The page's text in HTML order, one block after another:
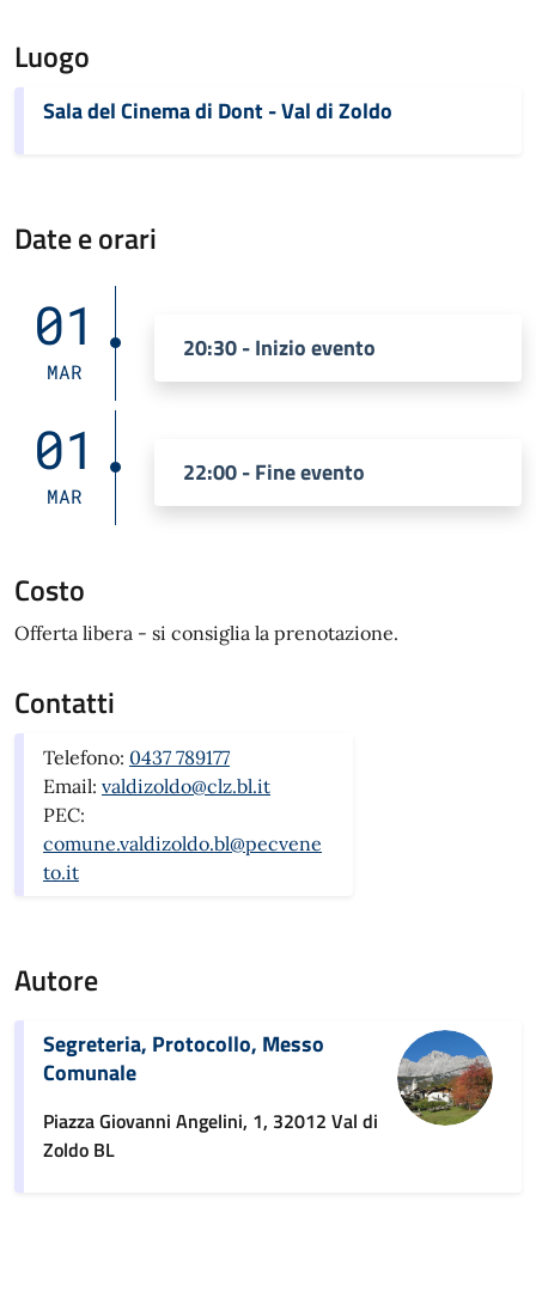
Luogo
Sala del Cinema di Dont - Val di Zoldo
Date e orari
01
MAR
20:30 - Inizio evento
01
MAR
22:00 - Fine evento
Costo
Offerta libera - si consiglia la prenotazione.
Contatti
Telefono: 0437 789177
Email: valdizoldo@clz.bl.it
PEC:
comune.valdizoldo.bl@pecvene
to.it
Autore
Segreteria, Protocollo, Messo
Comunale
Piazza Giovanni Angelini, 1, 32012 Val di
Zoldo BL